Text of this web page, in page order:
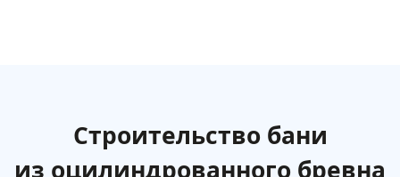
Строительство бани
из оцилиндрованного бревна